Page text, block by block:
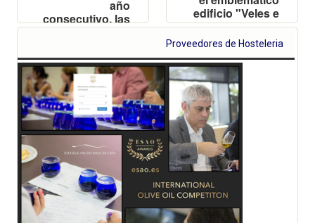
año
consecutivo, las
inscripciones
Awards, los
premios que
reconocen a los
mejores
vírgenes extra
del panorama
actual
edificio "Veles e
Vents" de
Valencia
Proveedores de Hosteleria